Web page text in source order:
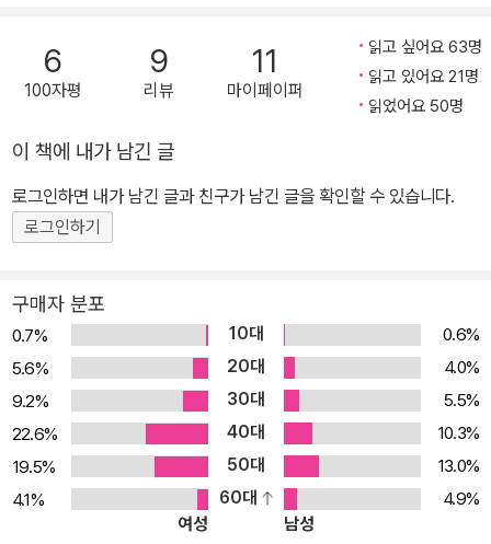
6
100자평
9
리뷰
11
마이페이퍼
읽고 싶어요 63명
읽고 있어요 21명
읽었어요 50명
이 책에 내가 남긴 글
로그인하면 내가 남긴 글과 친구가 남긴 글을 확인할 수 있습니다.
로그인하기
구매자 분포
0.7% 10대
0.6%
5.6%
20대
4.0%
9.2%
30대
5.5%
22.6%
40대
10.3%
19.5%
50대
13.0%
4.1%
60대
4.9%
여성
남성